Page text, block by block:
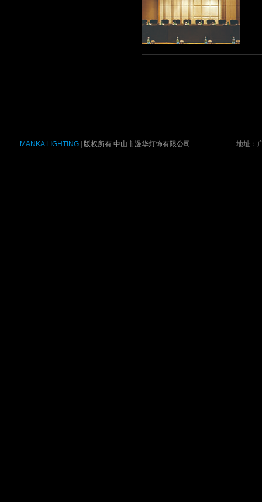
MANKA LIGHTING| 版权所有 中山市漫华灯饰有限公司 地址：